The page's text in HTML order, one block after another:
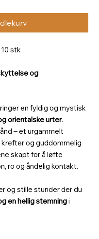
stk
og
en fyldig og mystisk
orientalske urter.
– et urgammelt
og guddommelig
skapt for å løfte
ro og åndelig kontakt.
og stille stunder der du
en hellig stemningi